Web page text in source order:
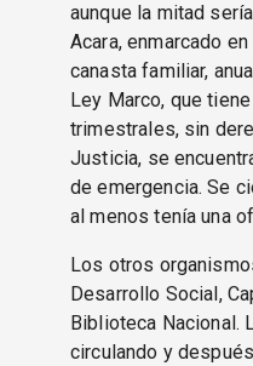
aunque la mitad
Acara, enmarcado
canasta familiar,
Ley Marco, que
trimestrales, sin
Justicia, se
de emergencia. Se
al menos tenía una
Los otros
Desarrollo Social,
Biblioteca Nacional.
circulando y